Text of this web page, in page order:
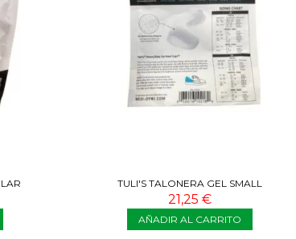
TULI'S TALONERA GEL SMALL
21,25 €
AÑADIR AL CARRITO